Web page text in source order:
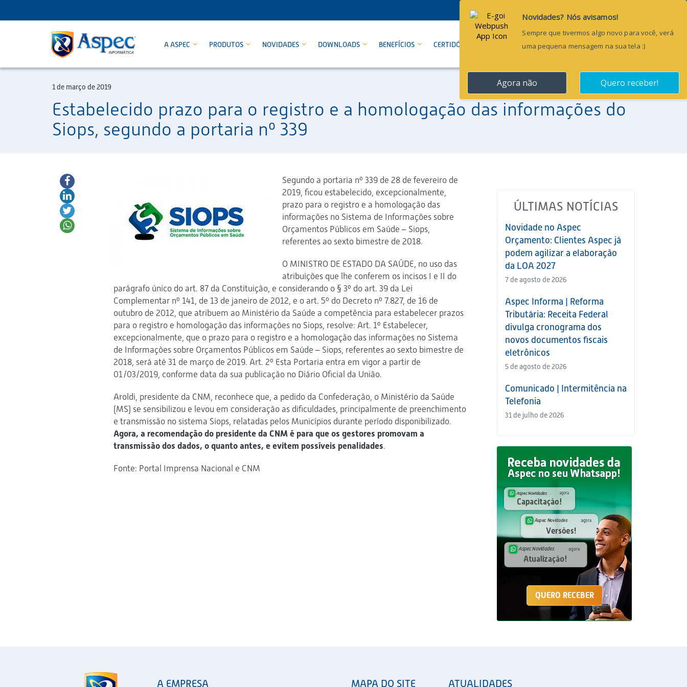
A ASPEC PRODUTOS NOVIDADES DOWNLOADS BENEFÍCIOS CERTIDÕES CONTATO Pesquisar...
1 de março de 2019
Estabelecido prazo para o registro e a homologação das informações do
Siops, segundo a portaria nº 339
Segundo a portaria nº 339 de 28 de fevereiro de
2019, ficou estabelecido, excepcionalmente,
prazo para o registro e a homologação das
informações no Sistema de Informações sobre
Orçamentos Públicos em Saúde – Siops,
referentes ao sexto bimestre de 2018.
O MINISTRO DE ESTADO DA SAÚDE, no uso das
atribuições que lhe conferem os incisos I e II do
parágrafo único do art. 87 da Constituição, e considerando o § 3º do art. 39 da Lei
Complementar nº 141, de 13 de janeiro de 2012, e o art. 5º do Decreto nº 7.827, de 16 de
outubro de 2012, que atribuem ao Ministério da Saúde a competência para estabelecer prazos
para o registro e homologação das informações no Siops, resolve: Art. 1º Estabelecer,
excepcionalmente, que o prazo para o registro e a homologação das informações no Sistema
de Informações sobre Orçamentos Públicos em Saúde – Siops, referentes ao sexto bimestre de
2018, será até 31 de março de 2019. Art. 2º Esta Portaria entra em vigor a partir de
01/03/2019, conforme data da sua publicação no Diário Oficial da União.
Aroldi, presidente da CNM, reconhece que, a pedido da Confederação, o Ministério da Saúde
(MS) se sensibilizou e levou em consideração as dificuldades, principalmente de preenchimento
e transmissão no sistema Siops, relatadas pelos Municípios durante período disponibilizado.
Agora, a recomendação do presidente da CNM é para que os gestores promovam a
transmissão dos dados, o quanto antes, e evitem possíveis penalidades.
Fonte: Portal Imprensa Nacional e CNM
ÚLTIMAS NOTÍCIAS
Novidade no Aspec
Orçamento: Clientes Aspec já
podem agilizar a elaboração
da LOA 2027
7 de agosto de 2026
Aspec Informa | Reforma
Tributária: Receita Federal
divulga cronograma dos
novos documentos fiscais
eletrônicos
5 de agosto de 2026
Comunicado | Intermitência na
Telefonia
31 de julho de 2026
QUERO RECEBER
A EMPRESA MAPA DO SITE ATUALIDADES